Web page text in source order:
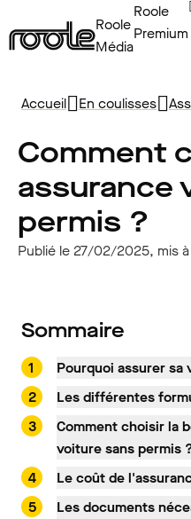
Roole
Média
Roole
Premium
Accueil En coulisses
Comment
assurance
permis ?
Publié le 27/02/2025, mis
Sommaire
Pourquoi assurer sa
Les différentes
Comment choisir la
voiture sans permis
Le coût de
Les documents